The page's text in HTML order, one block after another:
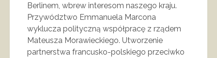
Berlinem, wbrew interesom naszego kraju.
Przywództwo Emmanuela Marcona
wyklucza polityczną współpracę z rządem
Mateusza Morawieckiego. Utworzenie
partnerstwa francusko-polskiego przeciwko